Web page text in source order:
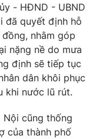
thao
- HĐND - UBND
đã quyết định hỗ
nhằm góp
nặng nề do mưa
định sẽ tiếp tục
dân khôi phục
khi nước lũ rút.
cũng thống
của thành phố